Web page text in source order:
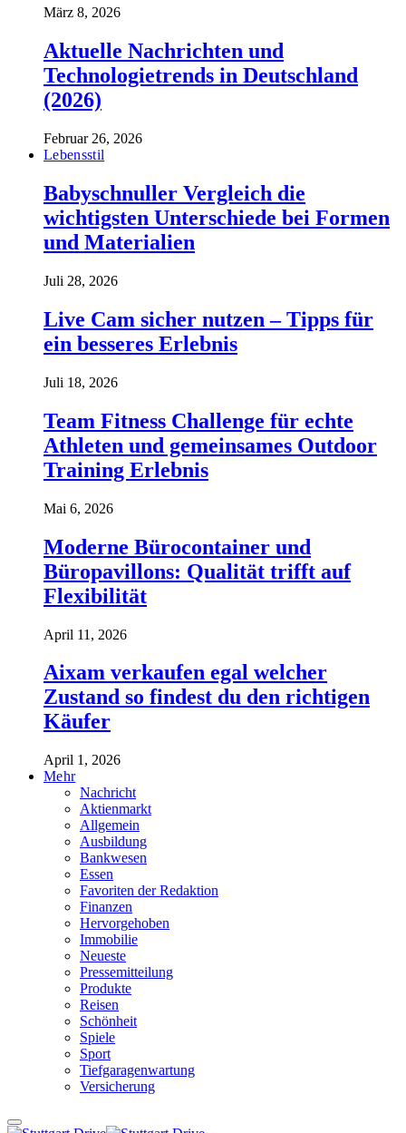
März 8, 2026
Aktuelle Nachrichten und
Technologietrends in Deutschland
(2026)
Februar 26, 2026
Lebensstil
Babyschnuller Vergleich die
wichtigsten Unterschiede bei Formen
und Materialien
Juli 28, 2026
Live Cam sicher nutzen – Tipps für
ein besseres Erlebnis
Juli 18, 2026
Team Fitness Challenge für echte
Athleten und gemeinsames Outdoor
Training Erlebnis
Mai 6, 2026
Moderne Bürocontainer und
Büropavillons: Qualität trifft auf
Flexibilität
April 11, 2026
Aixam verkaufen egal welcher
Zustand so findest du den richtigen
Käufer
April 1, 2026
Mehr
Nachricht
Aktienmarkt
Allgemein
Ausbildung
Bankwesen
Essen
Favoriten der Redaktion
Finanzen
Hervorgehoben
Immobilie
Neueste
Pressemitteilung
Produkte
Reisen
Schönheit
Spiele
Sport
Tiefgaragenwartung
Versicherung